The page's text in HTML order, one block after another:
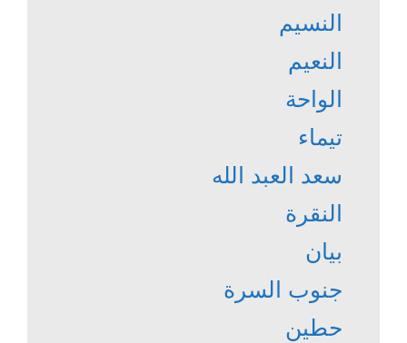
النسيم
النعيم
الواحة
تيماء
سعد العبد الله
النقرة
بيان
جنوب السرة
حطين